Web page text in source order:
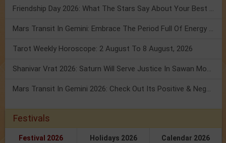
Friendship Day 2026: What The Stars Say About Your Best Friend!
Mars Transit In Gemini: Embrace The Period Full Of Energy & Intelligence
Tarot Weekly Horoscope: 2 August To 8 August, 2026
Shanivar Vrat 2026: Saturn Will Serve Justice In Sawan Month!
Mars Transit In Gemini 2026: Check Out Its Positive & Negative Impact
Festivals
Festival 2026 Holidays 2026 Calendar 2026